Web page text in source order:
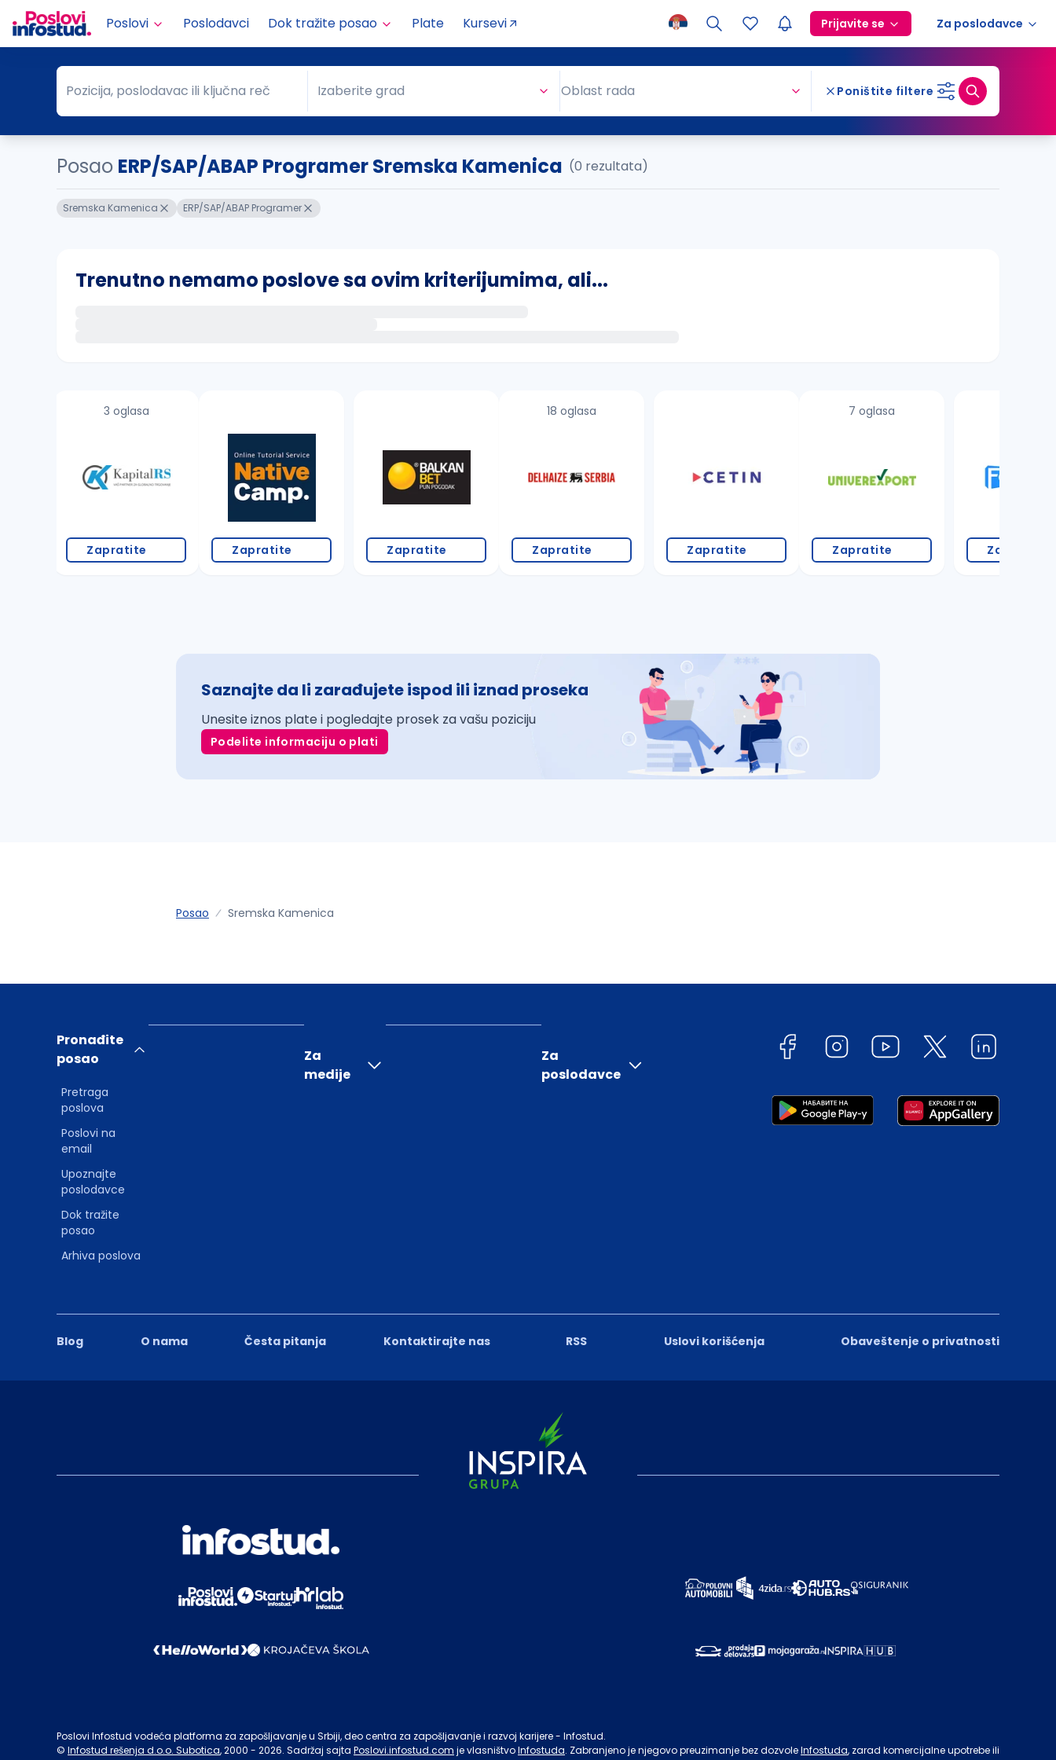
Poslovi Poslodavci Dok tražite posao Plate Kursevi Prijavite se Za poslodavce
Pozicija, poslodavac ili ključna reč
Pozicija, poslodavac ili ključna reč Grad
Izaberite grad Oblast rada Poništite filtere
Posao ERP/SAP/ABAP Programer Sremska Kamenica (0 rezultata)
Sremska Kamenica ERP/SAP/ABAP Programer
Trenutno nemamo poslove sa ovim kriterijumima, ali...
proverite pravopisne greške (koristite č, ć, š, đ, ž, dž)
povećajte radijus za odabrani grad
3 oglasa
Zapratite Zapratite Zapratite
18 oglasa
Zapratite Zapratite
7 oglasa
Zapratite Zapratite
Saznajte da li zarađujete ispod ili iznad proseka
Unesite iznos plate i pogledajte prosek za vašu poziciju
Podelite informaciju o plati
Posao Sremska Kamenica
Blog O nama Česta pitanja Kontaktirajte nas RSS Uslovi korišćenja Obaveštenje o privatnosti
Pronađite
posao
Pretraga
poslova
Poslovi na
email
Upoznajte
poslodavce
Dok tražite
posao
Arhiva poslova
Za
medije
Za
poslodavce
Poslovi Infostud vodeća platforma za zapošljavanje u Srbiji, deo centra za zapošljavanje i razvoj karijere - Infostud.
© Infostud rešenja d.o.o. Subotica, 2000 - 2026. Sadržaj sajta Poslovi.infostud.com je vlasništvoInfostuda. Zabranjeno je njegovo preuzimanje bez dozvoleInfostuda, zarad komercijalne upotrebe ili